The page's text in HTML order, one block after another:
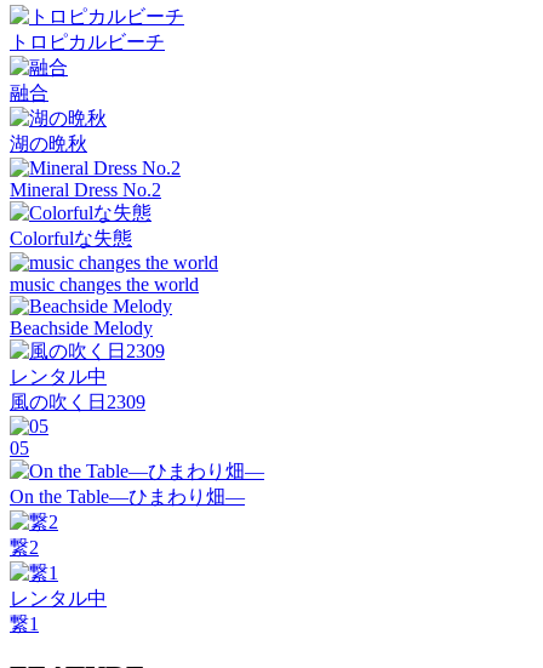
トロピカルビーチ
融合
湖の晩秋
Mineral Dress No.2
Colorfulな失態
music changes the world
Beachside Melody
レンタル中
風の吹く日2309
05
On the Table―ひまわり畑―
繋2
レンタル中
繋1